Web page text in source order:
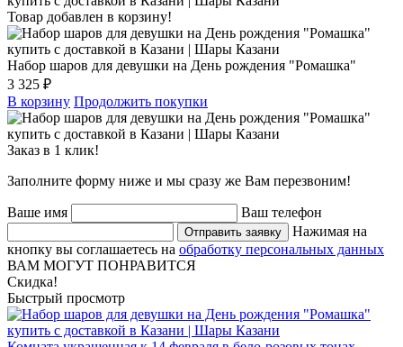
Товар добавлен в корзину!
Набор шаров для девушки на День рождения "Ромашка"
3 325 ₽
В корзину Продолжить покупки
Заказ в 1 клик!
Заполните форму ниже и мы сразу же Вам перезвоним!
Ваше имя Ваш телефон
Отправить заявку
Нажимая на
кнопку вы соглашаетесь на обработку персональных данных
ВАМ МОГУТ ПОНРАВИТСЯ
Скидка!
Быстрый просмотр